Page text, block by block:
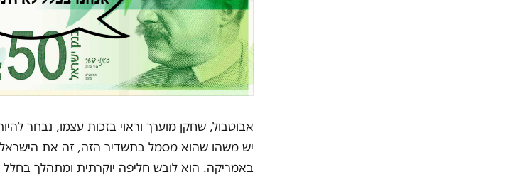
אבוטבול, שחקן מוערך וראוי בזכות עצמו, נבחר
יש משהו שהוא מסמל בתשדיר הזה, זה את
באמריקה. הוא לובש חליפה יוקרתית ומתהלך בחלל